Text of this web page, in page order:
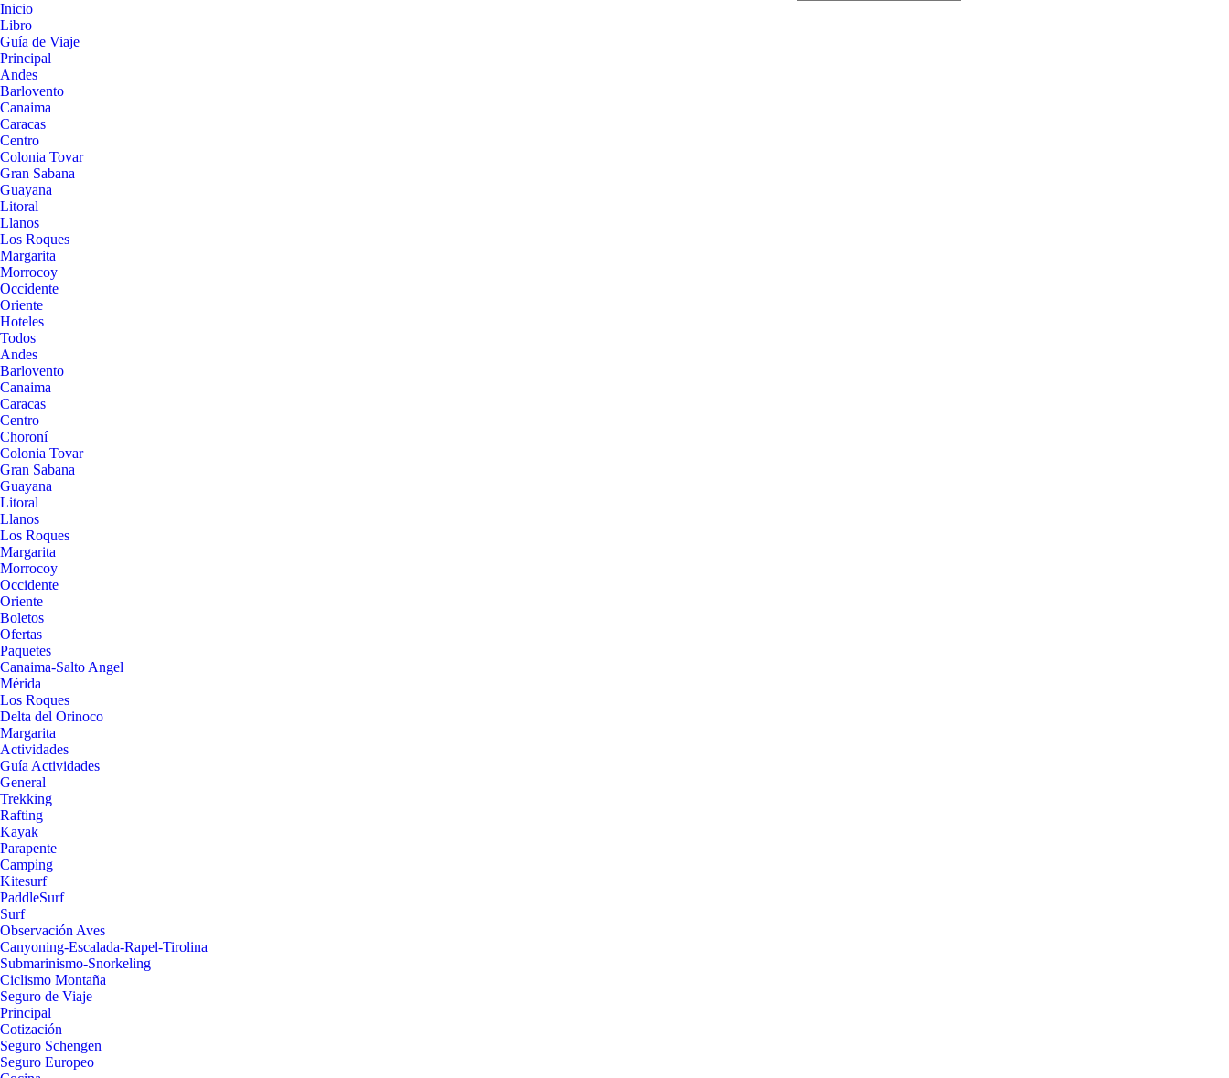
Inicio
Libro
Guía de Viaje
Principal
Andes
Barlovento
Canaima
Caracas
Centro
Colonia Tovar
Gran Sabana
Guayana
Litoral
Llanos
Los Roques
Margarita
Morrocoy
Occidente
Oriente
Hoteles
Todos
Andes
Barlovento
Canaima
Caracas
Centro
Choroní
Colonia Tovar
Gran Sabana
Guayana
Litoral
Llanos
Los Roques
Margarita
Morrocoy
Occidente
Oriente
Boletos
Ofertas
Paquetes
Canaima-Salto Angel
Mérida
Los Roques
Delta del Orinoco
Margarita
Actividades
Guía Actividades
General
Trekking
Rafting
Kayak
Parapente
Camping
Kitesurf
PaddleSurf
Surf
Observación Aves
Canyoning-Escalada-Rapel-Tirolina
Submarinismo-Snorkeling
Ciclismo Montaña
Seguro de Viaje
Principal
Cotización
Seguro Schengen
Seguro Europeo